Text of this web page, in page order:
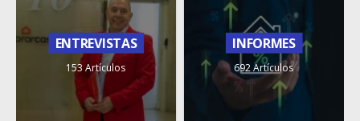
ENTREVISTAS
153 Artículos
INFORMES
692 Artículos